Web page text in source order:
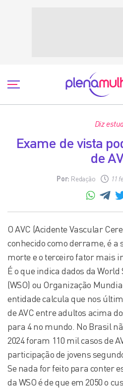
Diz
Exame de vista
de
Por: Redação 11
O AVC (Acidente Vascular
conhecido como derrame, é
morte e o terceiro fator mais
É o que indica dados da
(WSO) ou Organização
entidade calcula que nos
de AVC entre adultos acima
para 4 no mundo. No Brasil
2024 foram 110 mil casos de
participação de jovens
Se nada for feito para conter
da WSO é de que em 2050 o